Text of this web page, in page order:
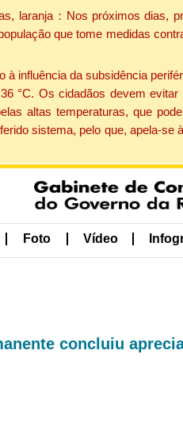
laranja：Nos próximos dias,
que tome medidas
à influência da subsidência
°C. Os cidadãos devem
altas temperaturas, que
sistema, pelo que, apela-
Foto Vídeo
concluiu